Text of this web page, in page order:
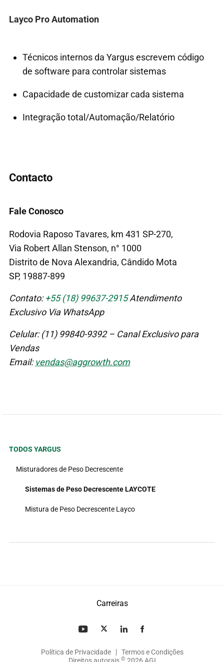
Layco Pro Automation
Técnicos internos da Yargus escrevem código
de software para controlar sistemas
Capacidade de customizar cada sistema
Integração total/Automação/Relatório
Contacto
Fale Conosco
Rodovia Raposo Tavares, km 431 SP-270,
Via Robert Allan Stenson, n° 1000
Distrito de Nova Alexandria, Cândido Mota
SP, 19887-899
Contato:+55 (18) 99637-2915Atendimento
Exclusivo Via WhatsApp
Celular: (11) 99840-9392 – Canal Exclusivo para
Vendas
Email:vendas@aggrowth.com
TODOS YARGUS
Misturadores de Peso Decrescente
Sistemas de Peso Decrescente LAYCOTE
Mistura de Peso Decrescente Layco
Carreiras
Política de Privacidade
Termos e Condições
©